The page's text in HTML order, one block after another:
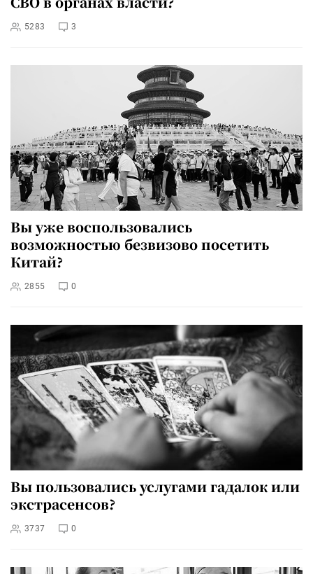
5283 3
Вы уже воспользовались
возможностью безвизово посетить
Китай?
2855 0
Вы пользовались услугами гадалок или
экстрасенсов?
3737 0